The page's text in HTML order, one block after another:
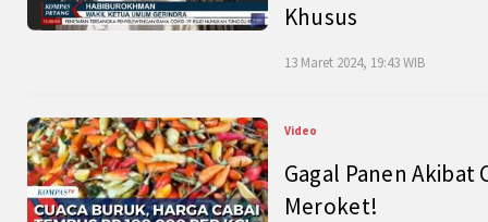
Khusus
13 Maret 2024, 19:43 WIB
Video
Gagal Panen Akibat
Meroket!